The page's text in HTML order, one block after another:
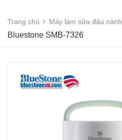
Trang chủ Máy làm sữa đậu nành
Bluestone SMB-7326